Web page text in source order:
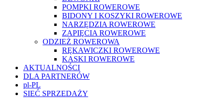
POMPKI ROWEROWE
BIDONY I KOSZYKI ROWEROWE
NARZĘDZIA ROWEROWE
ZAPIĘCIA ROWEROWE
ODZIEŻ ROWEROWA
RĘKAWICZKI ROWEROWE
KASKI ROWEROWE
AKTUALNOŚCI
DLA PARTNERÓW
pl-PL
SIEĆ SPRZEDAŻY